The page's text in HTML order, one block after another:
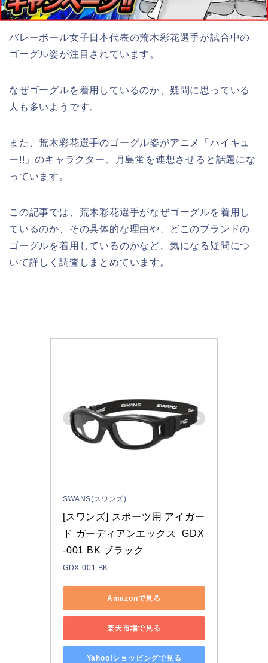
バレーボール女子日本代表の荒木彩花選手が試合中の
ゴーグル姿が注目されています。
なぜゴーグルを着用しているのか、疑問に思っている
人も多いようです。
また、荒木彩花選手のゴーグル姿がアニメ「ハイキュ
ー!!」のキャラクター、月島蛍を連想させると話題にな
っています。
この記事では、荒木彩花選手がなぜゴーグルを着用し
ているのか、その具体的な理由や、どこのブランドの
ゴーグルを着用しているのかなど、気になる疑問につ
いて詳しく調査しまとめています。
SWANS(スワンズ)
[スワンズ] スポーツ用 アイガー
ド ガーディアンエックス  GDX
-001 BK ブラック
GDX-001 BK
Amazonで見る
楽天市場で見る
Yahoo!ショッピングで見る